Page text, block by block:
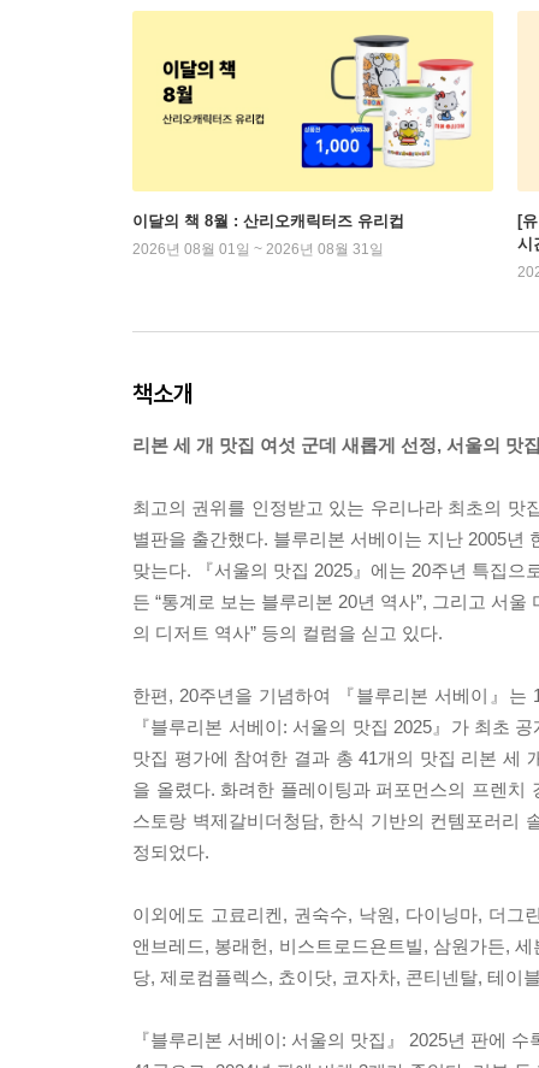
이달의 책 8월 : 산리오캐릭터즈 유리컵
2026년 08월 01일 ~ 2026년 08월 31일
[
시
책소개
리본 세 개 맛집 여섯 군데 새롭게 선정, 서울의 맛
최고의 권위를 인정받고 있는 우리나라 최초의 맛
별판을 출간했다. 블루리본 서베이는 지난 2005년
맞는다. 『서울의 맛집 2025』에는 20주년 특집
든 “통계로 보는 블루리본 20년 역사”, 그리고 서울
의 디저트 역사” 등의 컬럼을 싣고 있다.
한편, 20주년을 기념하여 『블루리본 서베이』
『블루리본 서베이: 서울의 맛집 2025』가 최초
맛집 평가에 참여한 결과 총 41개의 맛집 리본 세
을 올렸다. 화려한 플레이팅과 퍼포먼스의 프렌
스토랑 벽제갈비더청담, 한식 기반의 컨템포러리
정되었다.
이외에도 고료리켄, 권숙수, 낙원, 다이닝마, 더그
앤브레드, 봉래헌, 비스트로드욘트빌, 삼원가든,
당, 제로컴플렉스, 쵸이닷, 코자차, 콘티넨탈, 테이
『블루리본 서베이: 서울의 맛집』 2025년 판에